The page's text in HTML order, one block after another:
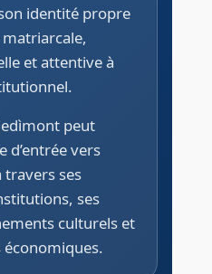
identité propre
et attentive à
peut
d’entrée vers
travers ses
ses
culturels et
économiques.